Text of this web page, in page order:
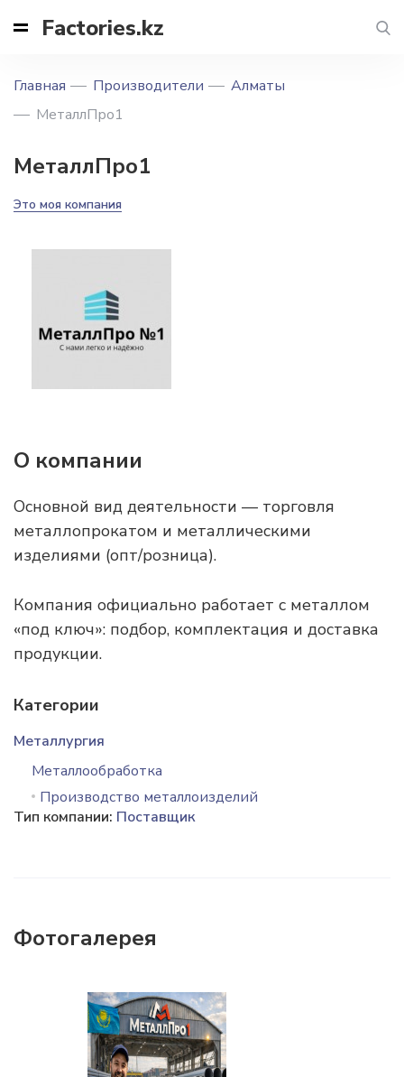
Factories.kz
Главная Производители
Алматы
МеталлПро1
МеталлПро1
Это моя компания
О компании
Основной вид деятельности — торговля
металлопрокатом и металлическими
изделиями (опт/розница).
Компания официально работает с металлом
«под ключ»: подбор, комплектация и доставка
продукции.
Категории
Металлургия
Металлообработка
Производство металлоизделий
Тип компании: Поставщик
Фотогалерея